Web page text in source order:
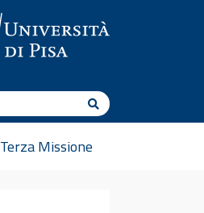
Cerca
Terza Missione